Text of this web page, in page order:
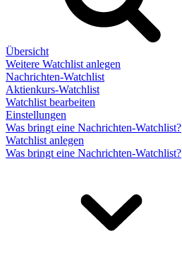
Übersicht
Weitere Watchlist anlegen
Nachrichten-Watchlist
Aktienkurs-Watchlist
Watchlist bearbeiten
Einstellungen
Was bringt eine Nachrichten-Watchlist?
Watchlist anlegen
Was bringt eine Nachrichten-Watchlist?